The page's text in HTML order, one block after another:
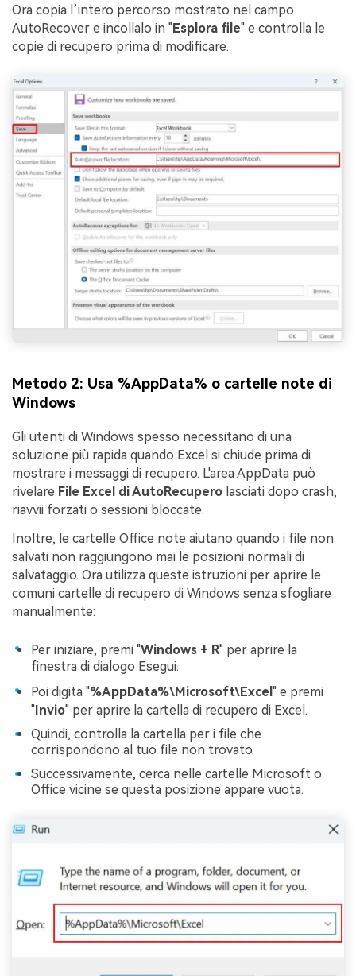
Ora copia l’intero percorso mostrato nel campo
AutoRecover e incollalo in "Esplora file" e controlla le
copie di recupero prima di modificare.
Metodo 2: Usa %AppData% o cartelle note di
Windows
Gli utenti di Windows spesso necessitano di una
soluzione più rapida quando Excel si chiude prima di
mostrare i messaggi di recupero. L'area AppData può
rivelare File Excel di AutoRecupero lasciati dopo crash,
riavvii forzati o sessioni bloccate.
Inoltre, le cartelle Office note aiutano quando i file non
salvati non raggiungono mai le posizioni normali di
salvataggio. Ora utilizza queste istruzioni per aprire le
comuni cartelle di recupero di Windows senza sfogliare
manualmente:
Per iniziare, premi "Windows + R" per aprire la
finestra di dialogo Esegui.
Poi digita "%AppData%\Microsoft\Excel " e premi
"Invio" per aprire la cartella di recupero di Excel.
Quindi, controlla la cartella per i file che
corrispondono al tuo file non trovato.
Successivamente, cerca nelle cartelle Microsoft o
Office vicine se questa posizione appare vuota.